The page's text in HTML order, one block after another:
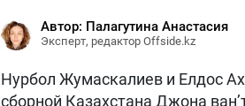
Автор: Палагутина Анастасия
Эксперт, редактор Offside.kz
Нурбол Жумаскалиев и Елдос
сборной Казахстана Джона